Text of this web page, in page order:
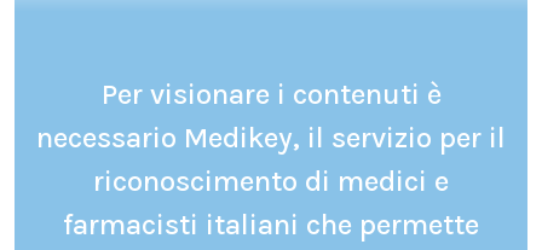
Per visionare i contenuti è
necessario Medikey, il servizio per il
riconoscimento di medici e
farmacisti italiani che permette